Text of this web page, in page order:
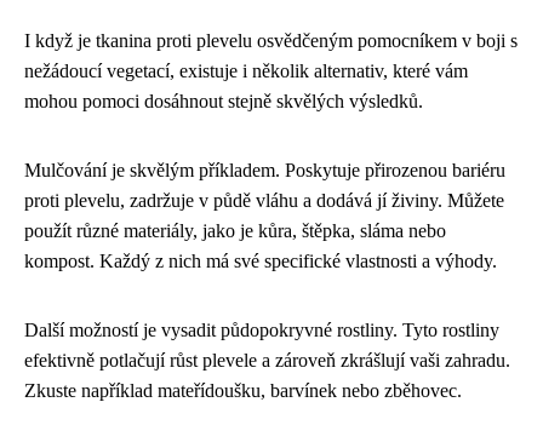
I když je tkanina proti plevelu osvědčeným pomocníkem v boji s
nežádoucí vegetací, existuje i několik alternativ, které vám
mohou pomoci dosáhnout stejně skvělých výsledků.
Mulčování je skvělým příkladem. Poskytuje přirozenou bariéru
proti plevelu, zadržuje v půdě vláhu a dodává jí živiny. Můžete
použít různé materiály, jako je kůra, štěpka, sláma nebo
kompost. Každý z nich má své specifické vlastnosti a výhody.
Další možností je vysadit půdopokryvné rostliny. Tyto rostliny
efektivně potlačují růst plevele a zároveň zkrášlují vaši zahradu.
Zkuste například mateřídoušku, barvínek nebo zběhovec.